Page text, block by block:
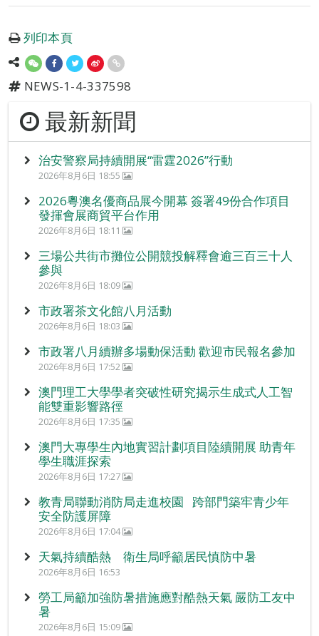
列印本頁
NEWS-1-4-337598
最新新聞
治安警察局持續開展“雷霆2026”行動
2026年8月6日 18:55
2026粵澳名優商品展今開幕 簽署49份合作項目
發揮會展商貿平台作用
2026年8月6日 18:11
三場公共街市攤位公開競投解釋會逾三百三十人
參與
2026年8月6日 18:09
市政署茶文化館八月活動
2026年8月6日 18:03
市政署八月續辦多場動保活動 歡迎市民報名參加
2026年8月6日 17:52
澳門理工大學學者突破性研究揭示生成式人工智
能雙重影響路徑
2026年8月6日 17:35
澳門大專學生內地實習計劃項目陸續開展 助青年
學生職涯探索
2026年8月6日 17:27
教青局聯動消防局走進校園 跨部門築牢青少年
安全防護屏障
2026年8月6日 17:04
天氣持續酷熱 衛生局呼籲居民慎防中暑
2026年8月6日 16:53
勞工局籲加強防暑措施應對酷熱天氣 嚴防工友中
暑
2026年8月6日 15:09